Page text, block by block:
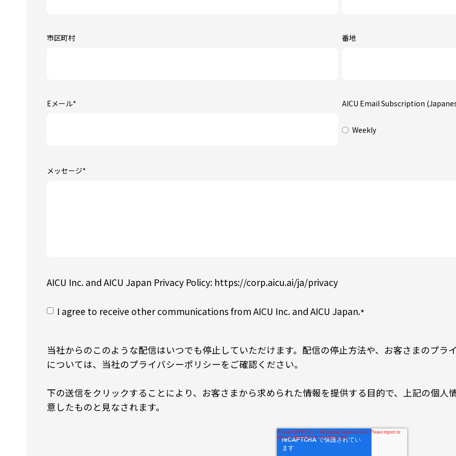
市区町村 番地
Eメール* AICU Email Subscription
Weekly
メッセージ*
AICU Inc. and AICU Japan Privacy Policy: https://corp.aicu.ai/ja/privacy
I agree to receive other communications from AICU Inc. and AICU Japan.*
当社からのこのような配信はいつでも停止していただけます。配信の停止方法や、お客さまのプラ
については、当社のプライバシーポリシーをご確認ください。
下の送信をクリックすることにより、お客さまから求められた情報を提供する目的で、上記の個人
意したものと見なされます。